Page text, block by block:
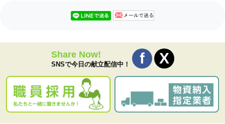
Share Now!
SNSで今日の献立配信中！